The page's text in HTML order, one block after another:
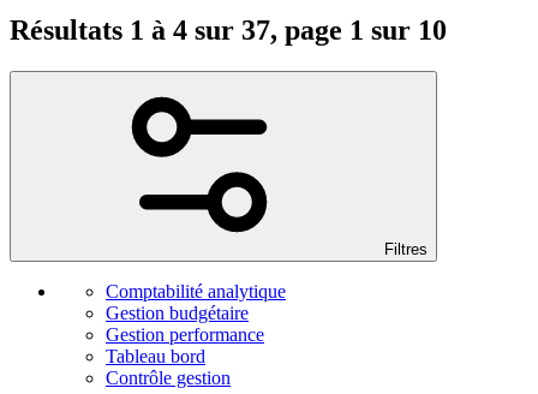
Résultats 1 à 4 sur 37, page 1 sur 10
Filtres
Comptabilité analytique
Gestion budgétaire
Gestion performance
Tableau bord
Contrôle gestion